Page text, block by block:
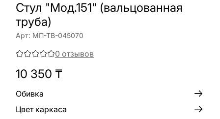
Стул "Мод.151" (вальцованная
труба)
Арт: МП-ТВ-045070
0 отзывов
10 350 ₸
Обивка
Цвет каркаса